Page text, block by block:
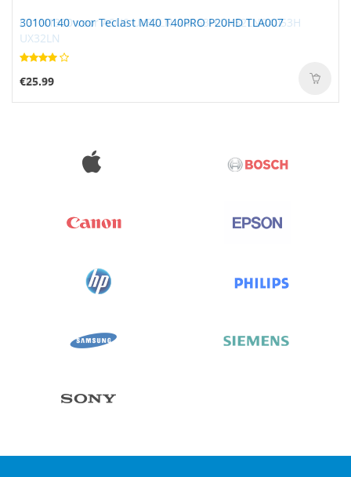
30100140 voor Teclast M40 T40PRO P20HD TLA007
€25.99